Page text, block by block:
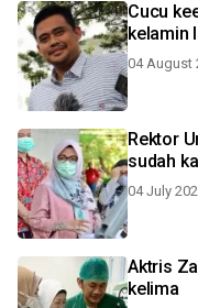
Cucu
kelamin
04 August
Rektor
sudah
04 July
Aktris
kelima